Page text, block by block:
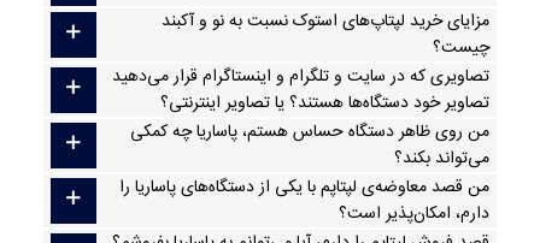
مزایای خرید لپتاپ‌های استوک نسبت به نو و آکبند
چیست؟
تصاویری که در سایت و تلگرام و اینستاگرام قرار می‌دهید
تصاویر خود دستگاه‌ها هستند؟ یا تصاویر اینترنتی؟
من روی ظاهر دستگاه حساس هستم، پاساریا چه کمکی
می‌تواند بکند؟
من قصد معاوضه‌ی لپتاپم با یکی از دستگاه‌های پاساریا را
دارم، امکان‌پذیر است؟